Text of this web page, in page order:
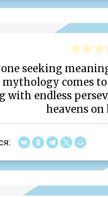
seeking
mythology comes
with endless
heavens on